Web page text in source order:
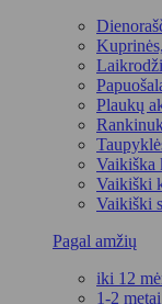
Plaukų
Vaikiška
Vaikiški
Vaikiški
Pagal amžių
iki 12
1-2 metai